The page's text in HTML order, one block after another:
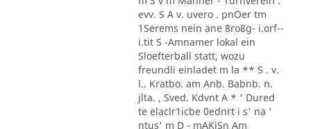
evv. S A v. uvero . pnOer tm
1Serems nein ane 8ro8g- i.orf--
i.tit S -Amnamer lokal ein
Sloefterball statt, wozu
freundli einladet m la ** S . v.
l.. Kratbo. am Anb. Babnb. n.
jlta. , Sved. Kdvnt A * ' Dured
te elaclr1icbe 0ednrt i s' na '
ntus' m D - mAKiSn Am